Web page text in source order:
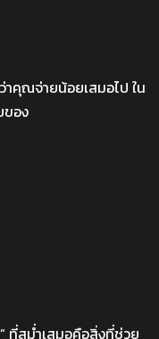
าคุณจ่ายน้อยเสมอไป ใน
ของ
ที่สม่ำเสมอคือสิ่งที่ช่วย